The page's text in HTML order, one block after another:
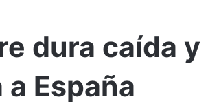
dura caída y
España